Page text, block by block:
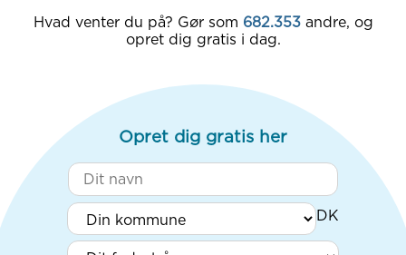
Hvad venter du på? Gør som 682.353 andre, og
opret dig gratis i dag.
Opret dig gratis her